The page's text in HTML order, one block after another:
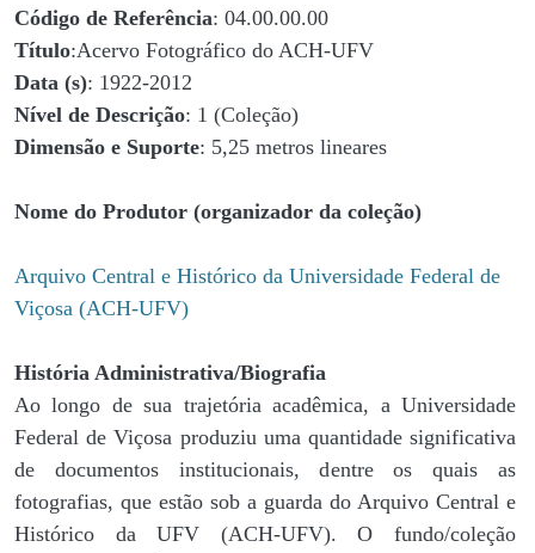
Código de Referência: 04.00.00.00
Título:Acervo Fotográfico do ACH-UFV
Data (s): 1922-2012
Nível de Descrição: 1 (Coleção)
Dimensão e Suporte: 5,25 metros lineares
Nome do Produtor (organizador da coleção)
Arquivo Central e Histórico da Universidade Federal de
Viçosa (ACH-UFV)
História Administrativa/Biografia
Ao longo de sua trajetória acadêmica, a Universidade
Federal de Viçosa produziu uma quantidade significativa
de documentos institucionais, dentre os quais as
fotografias, que estão sob a guarda do Arquivo Central e
Histórico da UFV (ACH-UFV). O fundo/coleção